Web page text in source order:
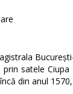
satele
din anul